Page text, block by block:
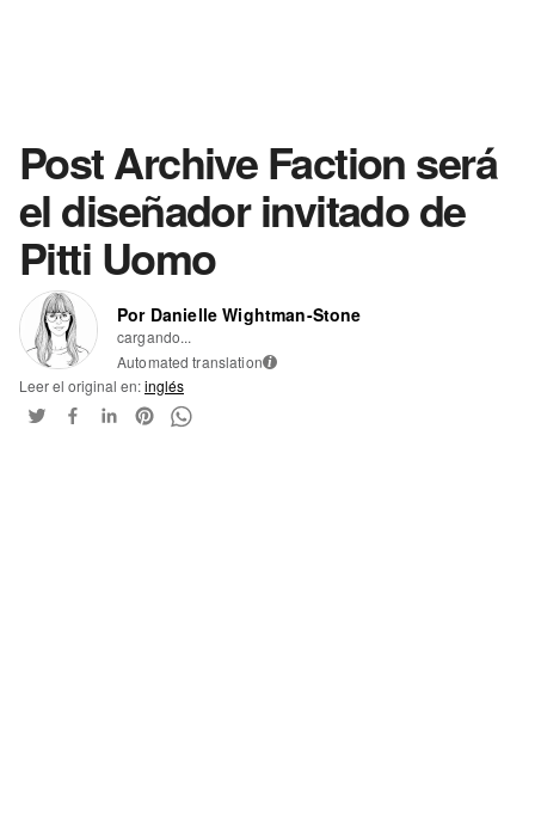
Post Archive Faction será
el diseñador invitado de
Pitti Uomo
Por Danielle Wightman-Stone
cargando...
Automated translation i
Leer el original en:inglés